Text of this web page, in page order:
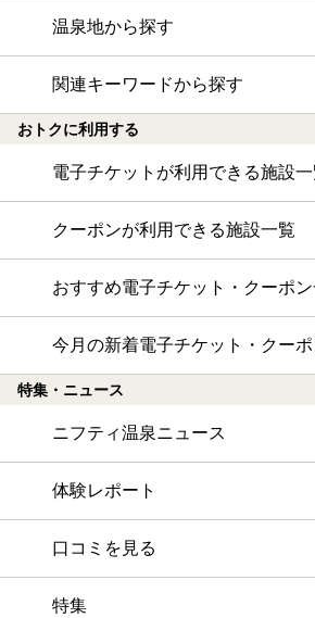
温泉地から探す
関連キーワードから探す
おトクに利用する
電子チケットが利用できる施設一
クーポンが利用できる施設一覧
おすすめ電子チケット・クーポ
今月の新着電子チケット・クー
特集・ニュース
ニフティ温泉ニュース
体験レポート
口コミを見る
特集